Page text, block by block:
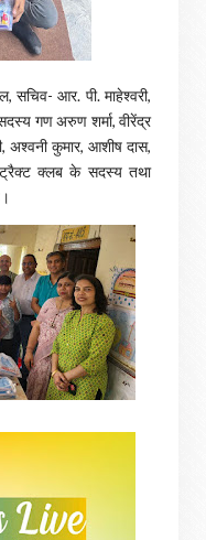
आर. पी. माहेश्वरी,
गण अरुण शर्मा, वीरेंद्र
अश्वनी कुमार, आशीष दास,
क्लब के सदस्य तथा